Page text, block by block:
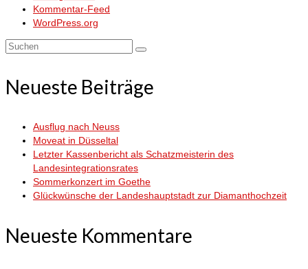
Kommentar-Feed
WordPress.org
Suchen
Neueste Beiträge
Ausflug nach Neuss
Moveat in Düsseltal
Letzter Kassenbericht als Schatzmeisterin des
Landesintegrationsrates
Sommerkonzert im Goethe
Glückwünsche der Landeshauptstadt zur Diamanthochzeit
Neueste Kommentare